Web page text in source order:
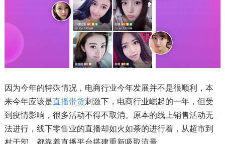
因为今年的特殊情况，电商行业今年发展并不是很顺利，本
来今年应该是直播带货刺激下，电商行业崛起的一年，但受
到疫情影响，很多活动不得不取消。原本的线上销售活动无
法进行，线下零售业的直播却如火如荼的进行着，从超市到